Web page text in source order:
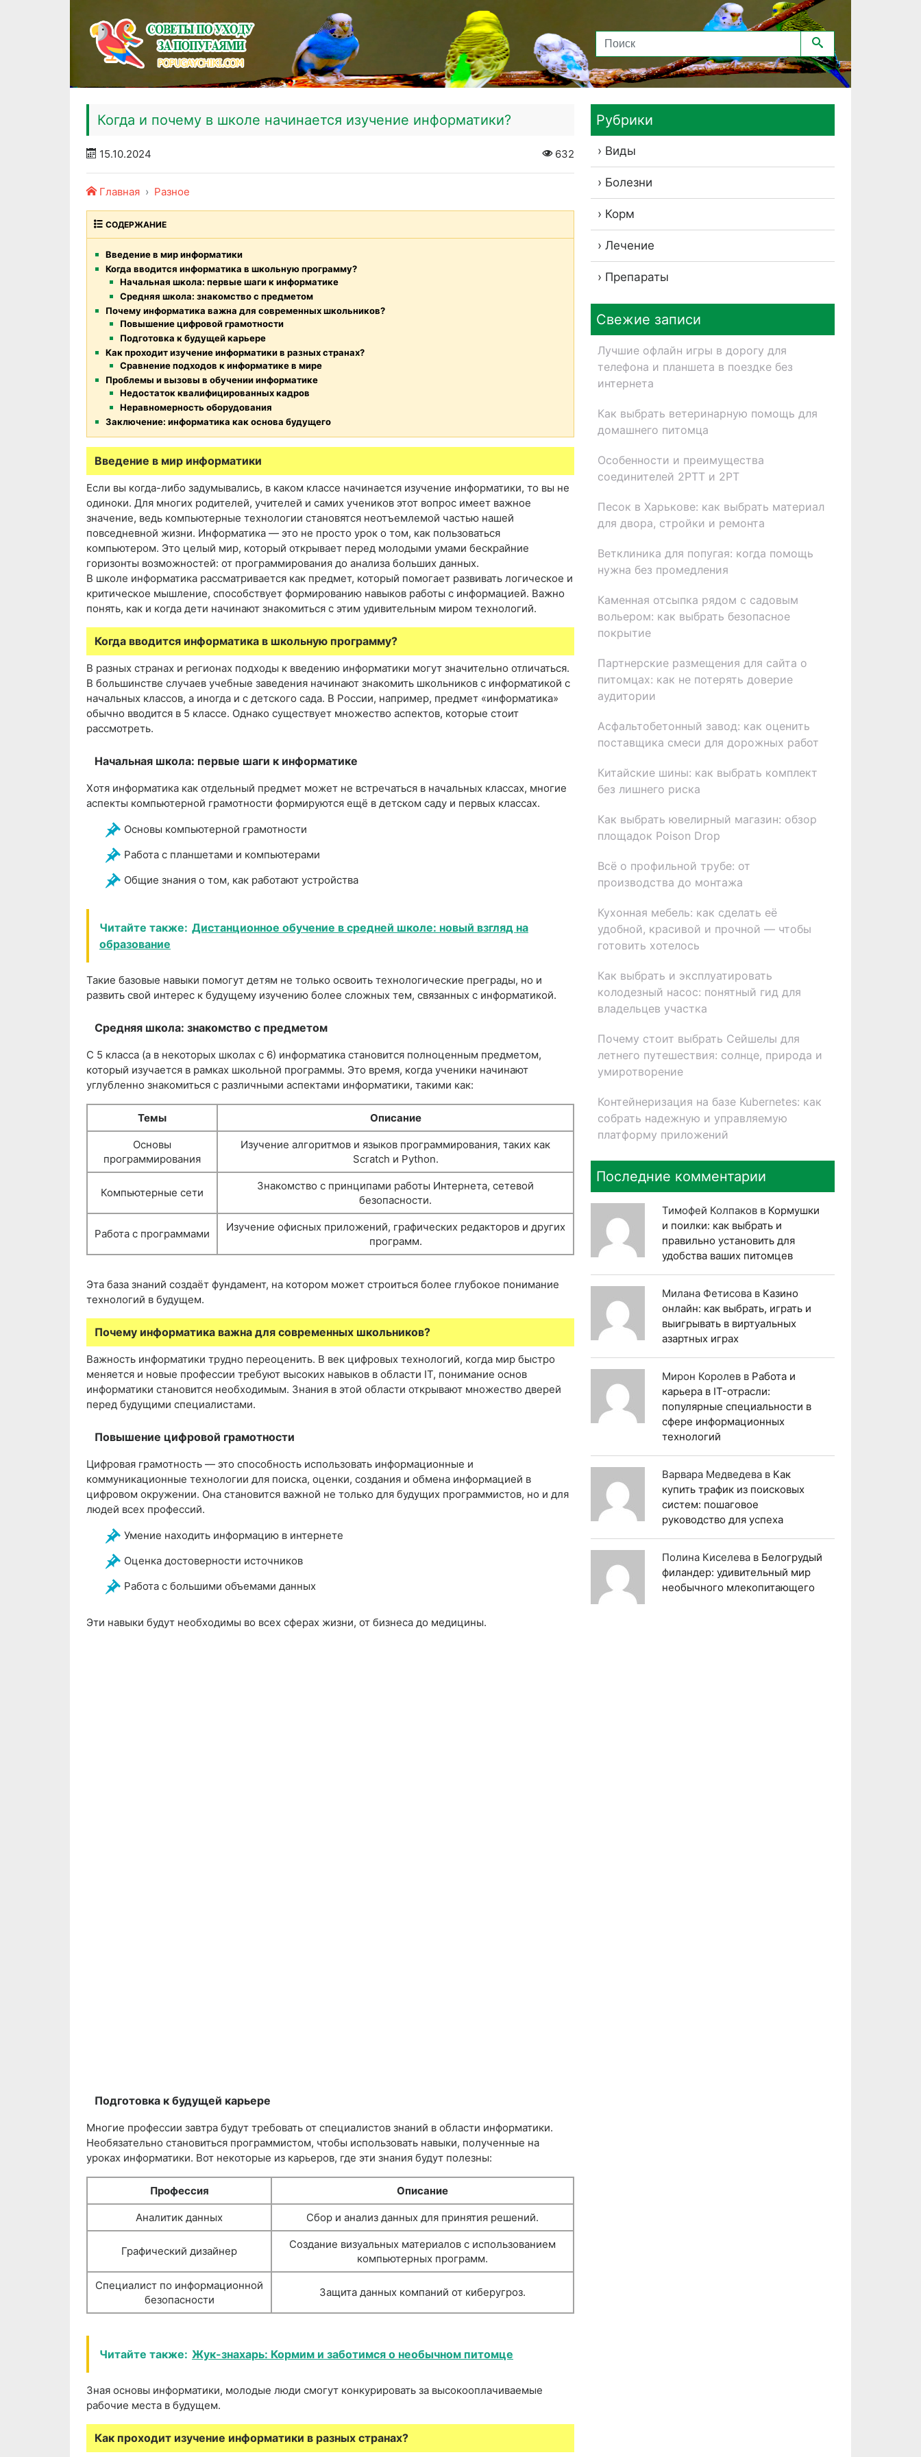
Когда и почему в школе начинается изучение информатики?
15.10.2024 632
Главная Разное
СОДЕРЖАНИЕ
Введение в мир информатики
Когда вводится информатика в школьную программу?
Начальная школа: первые шаги к информатике
Средняя школа: знакомство с предметом
Почему информатика важна для современных школьников?
Повышение цифровой грамотности
Подготовка к будущей карьере
Как проходит изучение информатики в разных странах?
Сравнение подходов к информатике в мире
Проблемы и вызовы в обучении информатике
Недостаток квалифицированных кадров
Неравномерность оборудования
Заключение: информатика как основа будущего
Введение в мир информатики
Если вы когда-либо задумывались, в каком классе начинается изучение информатики, то вы не
одиноки. Для многих родителей, учителей и самих учеников этот вопрос имеет важное
значение, ведь компьютерные технологии становятся неотъемлемой частью нашей
повседневной жизни. Информатика — это не просто урок о том, как пользоваться
компьютером. Это целый мир, который открывает перед молодыми умами бескрайние
горизонты возможностей: от программирования до анализа больших данных.
В школе информатика рассматривается как предмет, который помогает развивать логическое и
критическое мышление, способствует формированию навыков работы с информацией. Важно
понять, как и когда дети начинают знакомиться с этим удивительным миром технологий.
Когда вводится информатика в школьную программу?
В разных странах и регионах подходы к введению информатики могут значительно отличаться.
В большинстве случаев учебные заведения начинают знакомить школьников с информатикой с
начальных классов, а иногда и с детского сада. В России, например, предмет «информатика»
обычно вводится в 5 классе. Однако существует множество аспектов, которые стоит
рассмотреть.
Начальная школа: первые шаги к информатике
Хотя информатика как отдельный предмет может не встречаться в начальных классах, многие
аспекты компьютерной грамотности формируются ещё в детском саду и первых классах.
Основы компьютерной грамотности
Работа с планшетами и компьютерами
Общие знания о том, как работают устройства
Читайте также: Дистанционное обучение в средней школе: новый взгляд на
образование
Такие базовые навыки помогут детям не только освоить технологические преграды, но и
развить свой интерес к будущему изучению более сложных тем, связанных с информатикой.
Средняя школа: знакомство с предметом
С 5 класса (а в некоторых школах с 6) информатика становится полноценным предметом,
который изучается в рамках школьной программы. Это время, когда ученики начинают
углубленно знакомиться с различными аспектами информатики, такими как:
Темы Описание
Основы
программирования
Изучение алгоритмов и языков программирования, таких как
Scratch и Python.
Компьютерные сети
Знакомство с принципами работы Интернета, сетевой
безопасности.
Работа с программами
Изучение офисных приложений, графических редакторов и других
программ.
Эта база знаний создаёт фундамент, на котором может строиться более глубокое понимание
технологий в будущем.
Почему информатика важна для современных школьников?
Важность информатики трудно переоценить. В век цифровых технологий, когда мир быстро
меняется и новые профессии требуют высоких навыков в области IT, понимание основ
информатики становится необходимым. Знания в этой области открывают множество дверей
перед будущими специалистами.
Повышение цифровой грамотности
Цифровая грамотность — это способность использовать информационные и
коммуникационные технологии для поиска, оценки, создания и обмена информацией в
цифровом окружении. Она становится важной не только для будущих программистов, но и для
людей всех профессий.
Умение находить информацию в интернете
Оценка достоверности источников
Работа с большими объемами данных
Эти навыки будут необходимы во всех сферах жизни, от бизнеса до медицины.
Подготовка к будущей карьере
Многие профессии завтра будут требовать от специалистов знаний в области информатики.
Необязательно становиться программистом, чтобы использовать навыки, полученные на
уроках информатики. Вот некоторые из карьеров, где эти знания будут полезны:
Профессия Описание
Аналитик данных Сбор и анализ данных для принятия решений.
Графический дизайнер
Создание визуальных материалов с использованием
компьютерных программ.
Специалист по информационной
безопасности
Защита данных компаний от киберугроз.
Читайте также: Жук-знахарь: Кормим и заботимся о необычном питомце
Зная основы информатики, молодые люди смогут конкурировать за высокооплачиваемые
рабочие места в будущем.
Как проходит изучение информатики в разных странах?
Рубрики
Виды
Болезни
Корм
Лечение
Препараты
Свежие записи
Лучшие офлайн игры в дорогу для
телефона и планшета в поездке без
интернета
Как выбрать ветеринарную помощь для
домашнего питомца
Особенности и преимущества
соединителей 2РТТ и 2РТ
Песок в Харькове: как выбрать материал
для двора, стройки и ремонта
Ветклиника для попугая: когда помощь
нужна без промедления
Каменная отсыпка рядом с садовым
вольером: как выбрать безопасное
покрытие
Партнерские размещения для сайта о
питомцах: как не потерять доверие
аудитории
Асфальтобетонный завод: как оценить
поставщика смеси для дорожных работ
Китайские шины: как выбрать комплект
без лишнего риска
Как выбрать ювелирный магазин: обзор
площадок Poison Drop
Всё о профильной трубе: от
производства до монтажа
Кухонная мебель: как сделать её
удобной, красивой и прочной — чтобы
готовить хотелось
Как выбрать и эксплуатировать
колодезный насос: понятный гид для
владельцев участка
Почему стоит выбрать Сейшелы для
летнего путешествия: солнце, природа и
умиротворение
Контейнеризация на базе Kubernetes: как
собрать надежную и управляемую
платформу приложений
Последние комментарии
Тимофей Колпаков в Кормушки
и поилки: как выбрать и
правильно установить для
удобства ваших питомцев
Милана Фетисова в Казино
онлайн: как выбрать, играть и
выигрывать в виртуальных
азартных играх
Мирон Королев в Работа и
карьера в IT-отрасли:
популярные специальности в
сфере информационных
технологий
Варвара Медведева в Как
купить трафик из поисковых
систем: пошаговое
руководство для успеха
Полина Киселева в Белогрудый
филандер: удивительный мир
необычного млекопитающего